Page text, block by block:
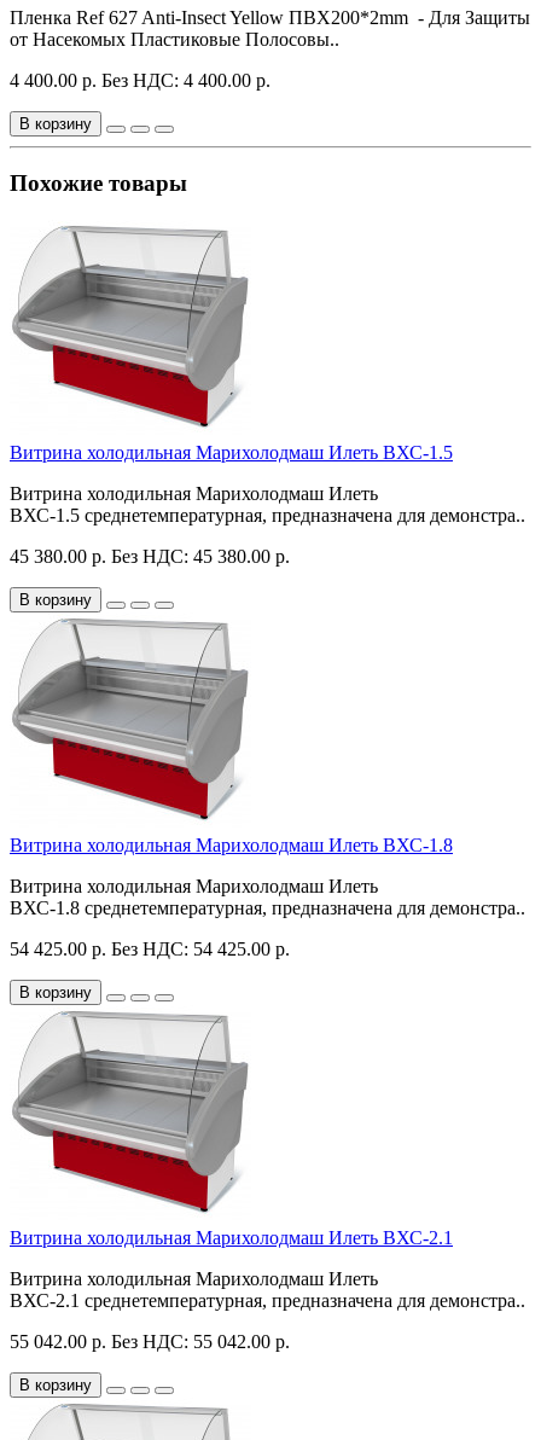
Пленка Ref 627 Anti-Insect Yellow ПВХ200*2mm - Для Защиты
от Насекомых Пластиковые Полосовы..
4 400.00 р. Без НДС: 4 400.00 р.
В корзину
Похожие товары
Витрина холодильная Марихолодмаш Илеть ВХС-1.5
Витрина холодильная Марихолодмаш Илеть
ВХС-1.5 среднетемпературная, предназначена для демонстра..
45 380.00 р. Без НДС: 45 380.00 р.
В корзину
Витрина холодильная Марихолодмаш Илеть ВХС-1.8
Витрина холодильная Марихолодмаш Илеть
ВХС-1.8 среднетемпературная, предназначена для демонстра..
54 425.00 р. Без НДС: 54 425.00 р.
В корзину
Витрина холодильная Марихолодмаш Илеть ВХС-2.1
Витрина холодильная Марихолодмаш Илеть
ВХС-2.1 среднетемпературная, предназначена для демонстра..
55 042.00 р. Без НДС: 55 042.00 р.
В корзину